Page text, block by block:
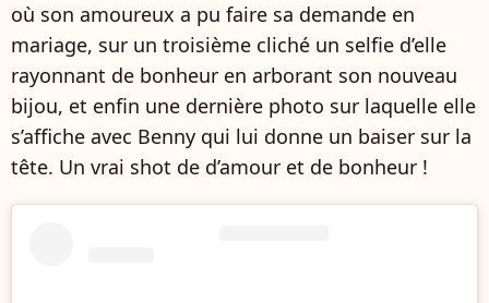
où son amoureux a pu faire sa demande en
mariage, sur un troisième cliché un selfie d’elle
rayonnant de bonheur en arborant son nouveau
bijou, et enfin une dernière photo sur laquelle elle
s’affiche avec Benny qui lui donne un baiser sur la
tête. Un vrai shot de d’amour et de bonheur !